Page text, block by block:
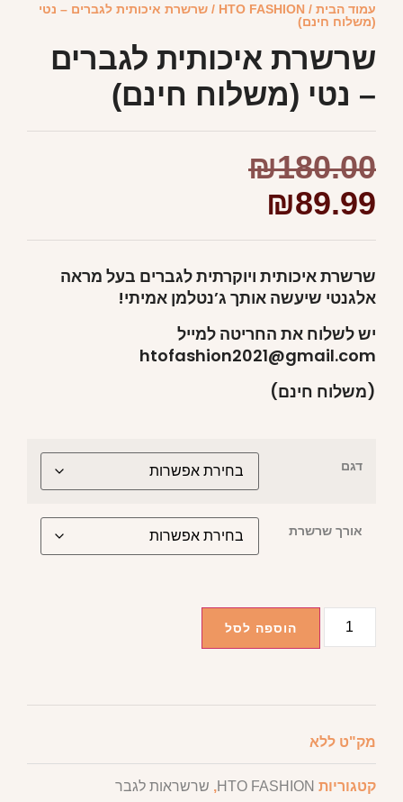
עמוד הבית /
HTO FASHION / שרשרת איכותית לגברים – נטי
(משלוח חינם)
שרשרת איכותית לגברים
– נטי (משלוח חינם)
₪180.00
₪89.99
שרשרת איכותית ויוקרתית לגברים בעל מראה
אלגנטי שיעשה אותך ג’נטלמן אמיתי!
יש לשלוח את החריטה למייל
htofashion2021@gmail.com
(משלוח חינם)
דגם
אורך שרשרת
הוספה לסל
מק"ט ללא
קטגוריות HTO FASHION
, שרשראות לגבר